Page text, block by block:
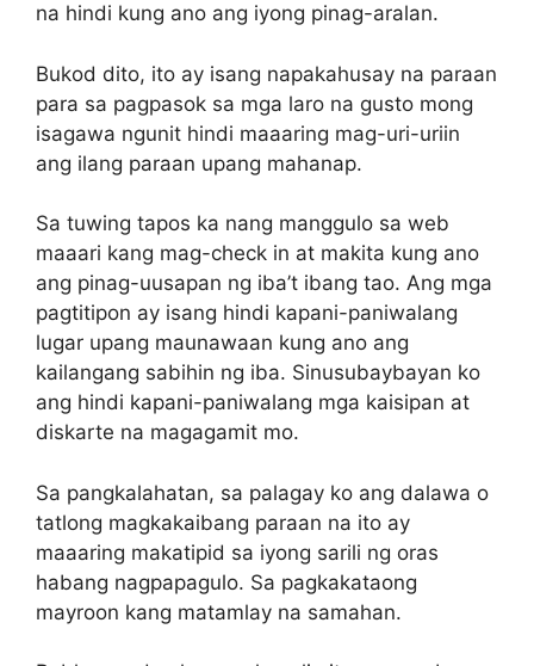
na hindi kung ano ang iyong pinag-aralan.
Bukod dito, ito ay isang napakahusay na paraan
para sa pagpasok sa mga laro na gusto mong
isagawa ngunit hindi maaaring mag-uri-uriin
ang ilang paraan upang mahanap.
Sa tuwing tapos ka nang manggulo sa web
maaari kang mag-check in at makita kung ano
ang pinag-uusapan ng iba’t ibang tao. Ang mga
pagtitipon ay isang hindi kapani-paniwalang
lugar upang maunawaan kung ano ang
kailangang sabihin ng iba. Sinusubaybayan ko
ang hindi kapani-paniwalang mga kaisipan at
diskarte na magagamit mo.
Sa pangkalahatan, sa palagay ko ang dalawa o
tatlong magkakaibang paraan na ito ay
maaaring makatipid sa iyong sarili ng oras
habang nagpapagulo. Sa pagkakataong
mayroon kang matamlay na samahan.